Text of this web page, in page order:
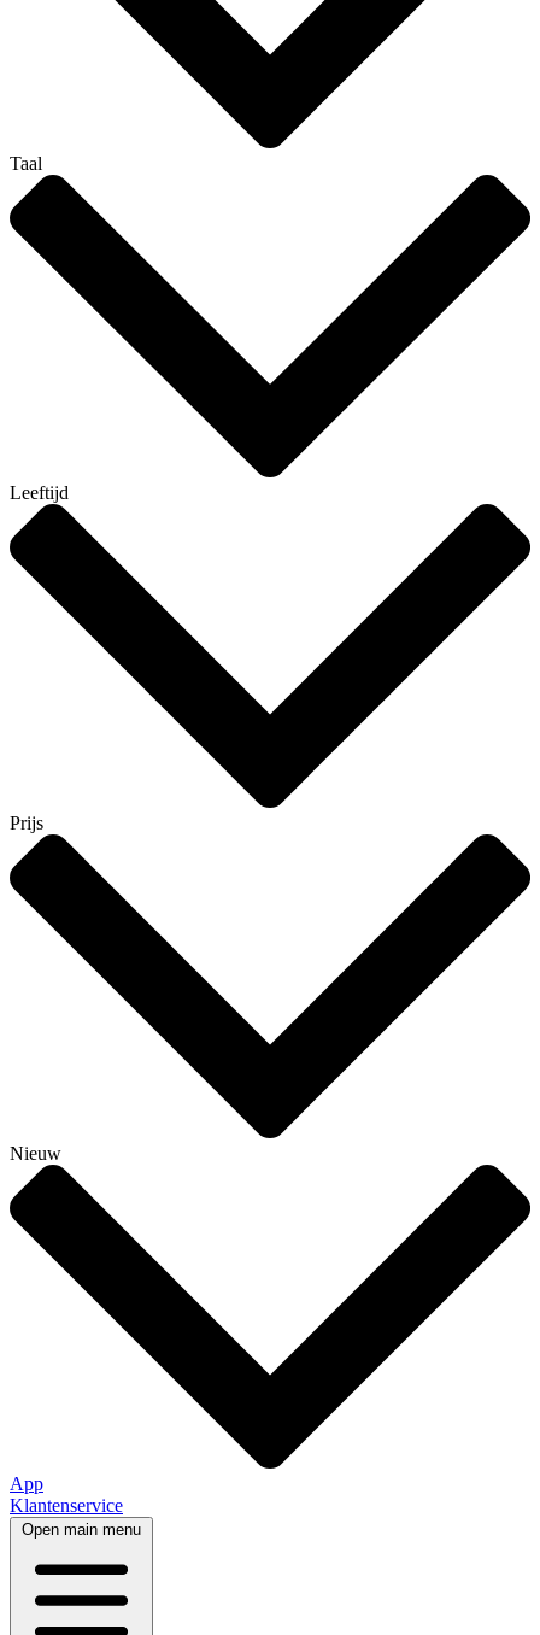
Taal
Leeftijd
Prijs
Nieuw
App
Klantenservice
Open main menu